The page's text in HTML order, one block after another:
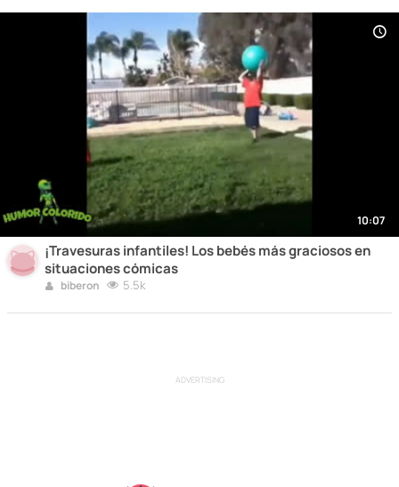
10:07
¡Travesuras infantiles! Los bebés más graciosos en
situaciones cómicas
biberon 5.5k
ADVERTISING